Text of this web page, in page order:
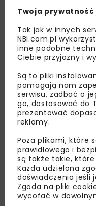
Lubisz
Zapisz się do
nas najlepsze
zaproszenia na
dedykowane akcje
Twoja
Tak jak w innych
NBI.com.pl
inne podobne
Ciebie przyjazny i
Są to pliki
pomagają nam
serwisu, zadbać o
go, dostosować do
prezentować
reklamy.
Poza plikami, które
prawidłowego i
są także takie,
Każda udzielona
doświadczenia jeśli
Zgoda na pliki
wycofać w